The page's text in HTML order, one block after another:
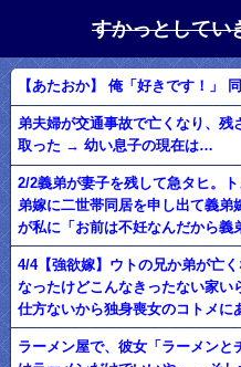
すかっとしてい
【あたおか】 俺「好きです！
弟夫婦が交通事故で亡くなり、残
取った → 幼い息子の現在は…
2/2義弟が妻子を残して急タヒ。
弟嫁に二世帯同居を申し出て義弟
が私に「お前は不妊なんだから義
4/4【強欲嫁】ウトの兄か弟が亡
なったけどこんなきったない家い
仕方ないから独身喪女のコトメに
ラーメン屋で、彼女「ラーメン